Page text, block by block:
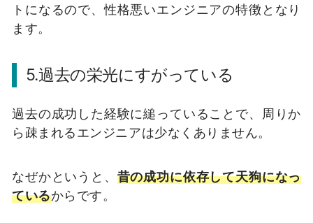
トになるので、性格悪いエンジニアの特徴となり
ます。
5.過去の栄光にすがっている
過去の成功した経験に縋っていることで、周りか
ら疎まれるエンジニアは少なくありません。
なぜかというと、 昔の成功に依存して天狗になっ
ているからです。